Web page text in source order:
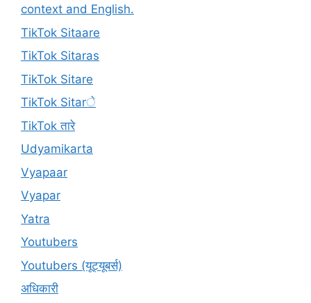
context and English.
TikTok Sitaare
TikTok Sitaras
TikTok Sitare
TikTok Sitarे
TikTok तारे
Udyamikarta
Vyapaar
Vyapar
Yatra
Youtubers
Youtubers (यूट्यूबर्स)
अधिकारी